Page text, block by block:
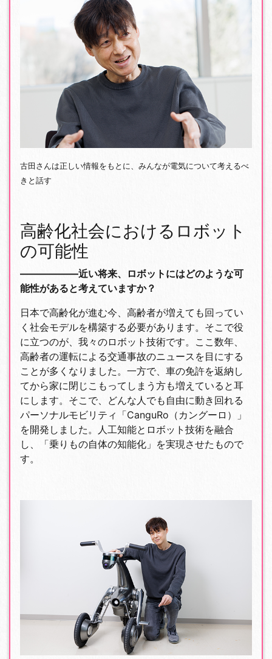
古田さんは正しい情報をもとに、みんなが電気について考えるべ
きと話す
高齢化社会におけるロボット
の可能性
――――――近い将来、ロボットにはどのような可
能性があると考えていますか？
日本で高齢化が進む今、高齢者が増えても回ってい
く社会モデルを構築する必要があります。そこで役
に立つのが、我々のロボット技術です。ここ数年、
高齢者の運転による交通事故のニュースを目にする
ことが多くなりました。一方で、車の免許を返納し
てから家に閉じこもってしまう方も増えていると耳
にします。そこで、どんな人でも自由に動き回れる
パーソナルモビリティ「CanguRo（カングーロ）」
を開発しました。人工知能とロボット技術を融合
し、「乗りもの自体の知能化」を実現させたもので
す。